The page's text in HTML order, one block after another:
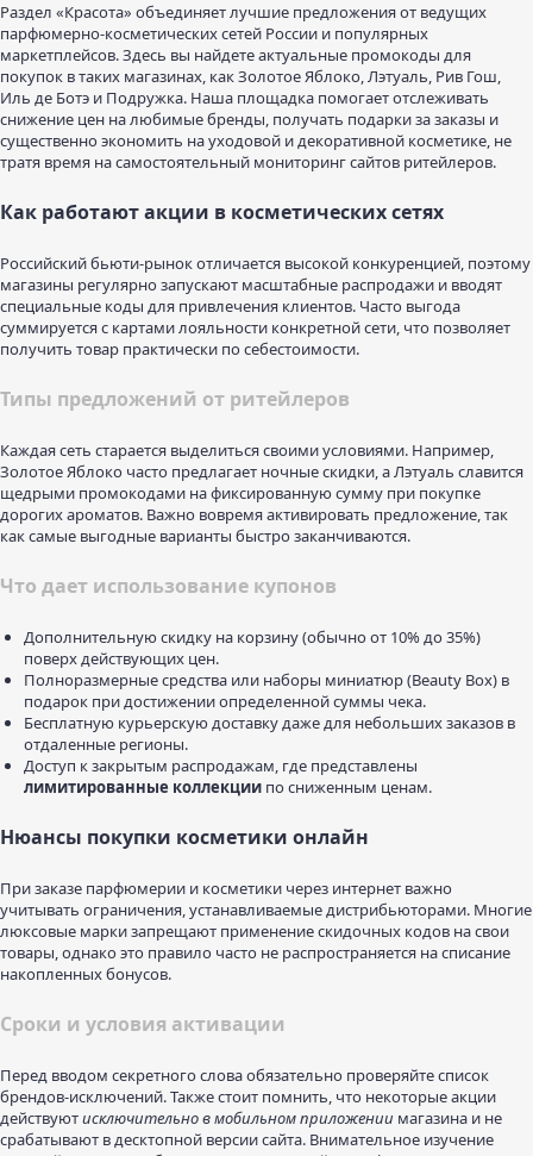
Раздел «Красота» объединяет лучшие предложения от ведущих
парфюмерно-косметических сетей России и популярных
маркетплейсов. Здесь вы найдете актуальные промокоды для
покупок в таких магазинах, как Золотое Яблоко, Лэтуаль, Рив Гош,
Иль де Ботэ и Подружка. Наша площадка помогает отслеживать
снижение цен на любимые бренды, получать подарки за заказы и
существенно экономить на уходовой и декоративной косметике, не
тратя время на самостоятельный мониторинг сайтов ритейлеров.
Как работают акции в косметических сетях
Российский бьюти-рынок отличается высокой конкуренцией, поэтому
магазины регулярно запускают масштабные распродажи и вводят
специальные коды для привлечения клиентов. Часто выгода
суммируется с картами лояльности конкретной сети, что позволяет
получить товар практически по себестоимости.
Типы предложений от ритейлеров
Каждая сеть старается выделиться своими условиями. Например,
Золотое Яблоко часто предлагает ночные скидки, а Лэтуаль славится
щедрыми промокодами на фиксированную сумму при покупке
дорогих ароматов. Важно вовремя активировать предложение, так
как самые выгодные варианты быстро заканчиваются.
Что дает использование купонов
Дополнительную скидку на корзину (обычно от 10% до 35%)
поверх действующих цен.
Полноразмерные средства или наборы миниатюр (Beauty Box) в
подарок при достижении определенной суммы чека.
Бесплатную курьерскую доставку даже для небольших заказов в
отдаленные регионы.
Доступ к закрытым распродажам, где представлены
лимитированные коллекции по сниженным ценам.
Нюансы покупки косметики онлайн
При заказе парфюмерии и косметики через интернет важно
учитывать ограничения, устанавливаемые дистрибьюторами. Многие
люксовые марки запрещают применение скидочных кодов на свои
товары, однако это правило часто не распространяется на списание
накопленных бонусов.
Сроки и условия активации
Перед вводом секретного слова обязательно проверяйте список
брендов-исключений. Также стоит помнить, что некоторые акции
действуютисключительно в мобильном приложении магазина и не
срабатывают в десктопной версии сайта. Внимательное изучение